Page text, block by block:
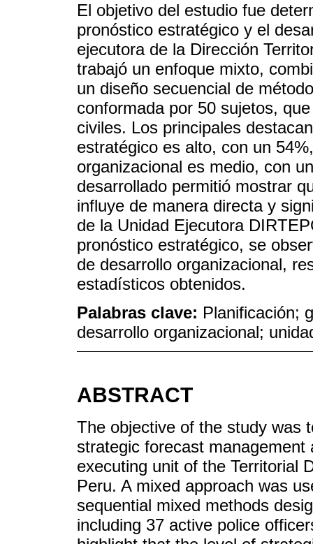
El objetivo del estudio fue
pronóstico estratégico y el
ejecutora de la Dirección
trabajó un enfoque mixto,
un diseño secuencial de
conformada por 50 sujetos,
civiles. Los principales
estratégico es alto, con un
organizacional es medio, con
desarrollado permitió mostrar
influye de manera directa y
de la Unidad Ejecutora
pronóstico estratégico, se
de desarrollo organizacional,
estadísticos obtenidos.
Palabras clave: Planificación;
desarrollo organizacional;
ABSTRACT
The objective of the study was
strategic forecast
executing unit of the Territorial
Peru. A mixed approach was
sequential mixed methods
including 37 active police